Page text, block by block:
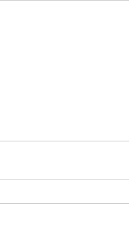
€300